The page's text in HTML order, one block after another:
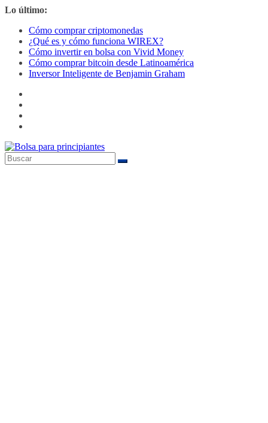
Saltar
contenido
Lo último:
Cómo comprar criptomonedas
¿Qué es y cómo funciona WIREX?
Cómo invertir en bolsa con Vivid Money
Cómo comprar bitcoin desde Latinoamérica
Inversor Inteligente de Benjamin Graham